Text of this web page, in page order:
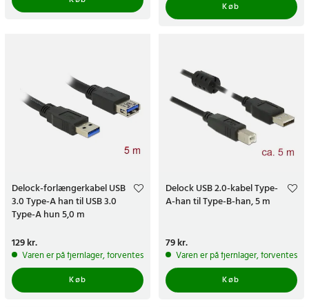
Køb
Delock-forlængerkabel USB
3.0 Type-A han til USB 3.0
Type-A hun 5,0 m
Pris:129 kr.
129 kr.
Varen er på fjernlager, forventes at blive sendt inden for 5-7 hverdage
Køb
Delock USB 2.0-kabel Type-
A-han til Type-B-han, 5 m
Pris:79 kr.
79 kr.
Varen er på fjernlager, forventes
Køb